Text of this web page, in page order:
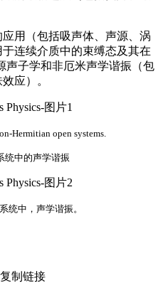
用（包括吸声体、声源、涡
连续介质中的束缚态及其在
声子学和非厄米声学谐振（包
应）。
Hermitian open systems.
统中的声学谐振
统中，声学谐振。
复制链接